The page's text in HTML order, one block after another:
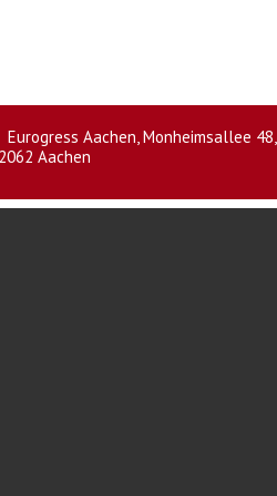
Eurogress Aachen, Monheimsallee 48,
Aachen